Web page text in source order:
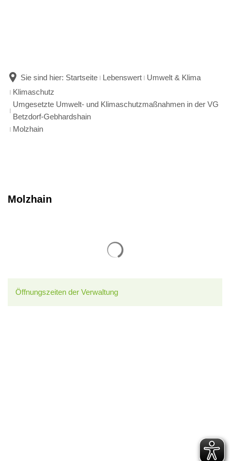
Sie sind hier: Startseite Lebenswert
Umwelt & Klima
Klimaschutz
Umgesetzte Umwelt- und Klimaschutzmaßnahmen in der VG
Betzdorf-Gebhardshain
Molzhain
Molzhain
Öffnungszeiten der Verwaltung